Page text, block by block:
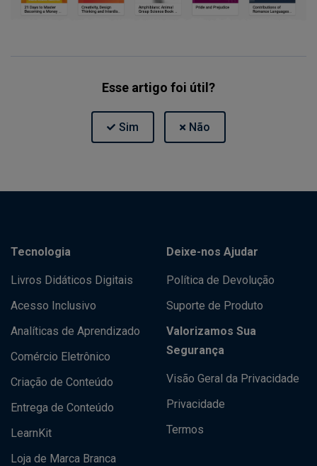
Esse artigo foi útil?
Tecnologia
Livros Didáticos Digitais
Acesso Inclusivo
Analíticas de Aprendizado
Comércio Eletrônico
Criação de Conteúdo
Entrega de Conteúdo
LearnKit
Loja de Marca Branca
Deixe-nos Ajudar
Política de Devolução
Suporte de Produto
Valorizamos Sua
Segurança
Visão Geral da Privacidade
Privacidade
Termos